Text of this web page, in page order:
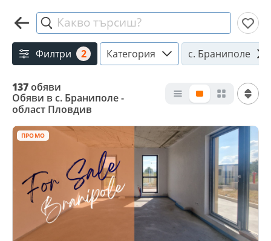
Какво търсиш?
Филтри 2 Категория с. Браниполе
137обяви
Обяви в с. Браниполе -
област Пловдив
ПРОМО